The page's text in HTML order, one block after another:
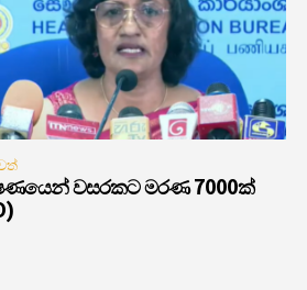
වසරකට මරණ 7000ක්